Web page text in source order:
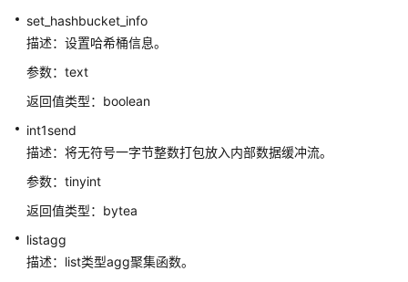
最
佳
实
用
户
定
义
set_hashbucket_info
描述：设置哈希桶信息。
参数：text
返回值类型：boolean
int1send
描述：将无符号一字节整数打包放入内部数据缓冲流。
参数：tinyint
返回值类型：bytea
listagg
描述：list类型agg聚集函数。